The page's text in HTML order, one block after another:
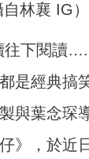
林襄 IG）
往下閱讀….
是經典搞
與葉念琛
》，於近